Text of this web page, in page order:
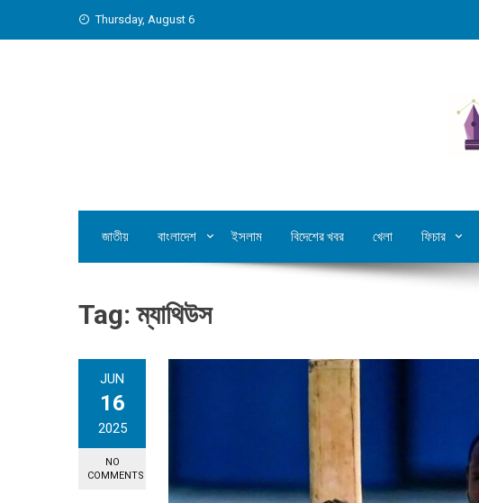
Thursday, August 6
জাতীয় বাংলাদেশ ইসলাম বিদেশের খবর খেলা ফিচার
Tag:ম্যাথিউস
JUN
16
2025
NO
COMMENTS